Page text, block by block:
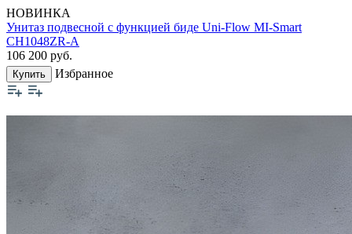
НОВИНКА
Унитаз подвесной с функцией биде Uni-Flow MI-Smart
CH1048ZR-A
106 200 руб.
Купить Избранное